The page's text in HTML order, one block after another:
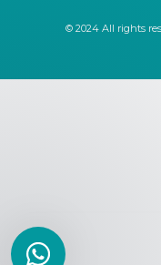
© 2024 All rights